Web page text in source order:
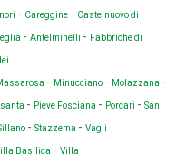
- Careggine - Castelnuovo di
- Antelminelli - Fabbriche di
- Minucciano - Molazzana -
- Pieve Fosciana - Porcari - San
- Stazzema - Vagli
Basilica - Villa